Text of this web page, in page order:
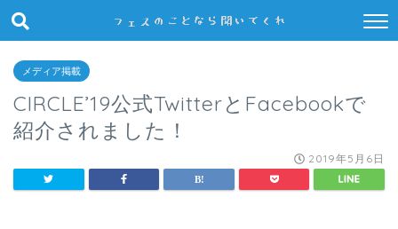
メディア掲載
CIRCLE’19公式TwitterとFacebookで
紹介されました！
2019年5月6日